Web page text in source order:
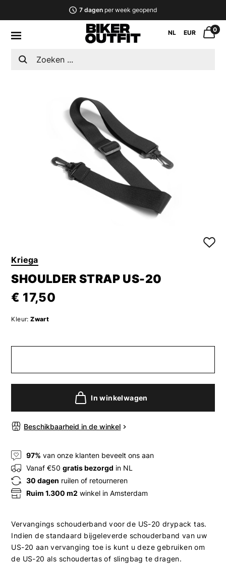
7 dagenper week geopend
NL EUR 0
Kriega
SHOULDER STRAP US-20
€ 17,50
Kleur: Zwart
In winkelwagen
Beschikbaarheid in de winkel
97% van onze klanten beveelt ons aan
Vanaf €50gratis bezorgd in NL
30 dagen ruilen of retourneren
Ruim 1.300 m2 winkel in Amsterdam
Vervangings schouderband voor de US-20 drypack tas.
Indien de standaard bijgeleverde schouderband van uw
US-20 aan vervanging toe is kunt u deze gebruiken om
de US-20 als schoudertas of slingbag te dragen.